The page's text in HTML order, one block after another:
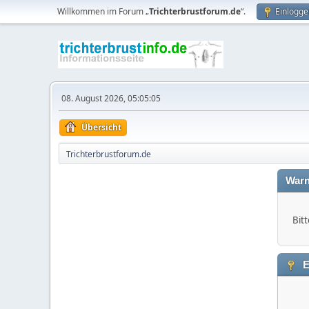
Willkommen im Forum „Trichterbrustforum.de“.
08. August 2026, 05:05:05
Übersicht
Trichterbrustforum.de